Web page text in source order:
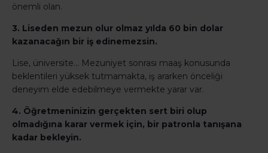
önemli olan.
3. Liseden mezun olur olmaz yılda 60 bin dolar
kazanacağın bir iş edinemezsin.
Lise, üniversite… Mezuniyet sonrası maaş konusunda
beklentileri yüksek tutmamakta, iş ararken önceliği
deneyim elde edebilmeye vermekte yarar var.
4. Öğretmeninizin gerçekten sert biri olup
olmadığına karar vermek için, bir patronla tanışana
kadar bekleyin.